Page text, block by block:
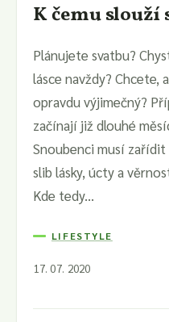
K čemu slouží
Plánujete svatbu?
lásce navždy? Chcete,
opravdu výjimečný?
začínají již dlouhé
Snoubenci musí
slib lásky, úcty a
Kde tedy...
LIFESTYLE
17. 07. 2020